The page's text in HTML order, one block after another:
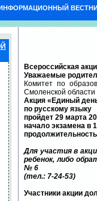
Всероссийская
Уважаемые
Комитет по
Смоленской
Акция «Единый
по русскому языку
пройдет 29 марта
начало экзамена в
Для участия в
ребенок, либо
№ 6
(тел.: 7-24-53)
Участники акции